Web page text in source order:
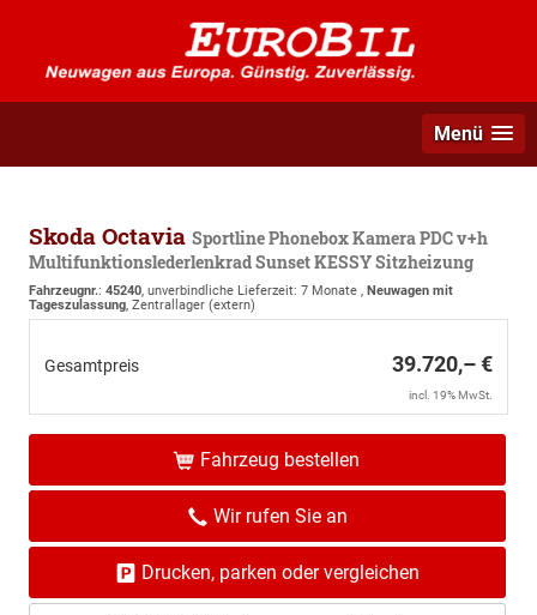
Menü
Skoda Octavia Sportline Phonebox Kamera PDC v+h
Multifunktionslederlenkrad Sunset KESSY Sitzheizung
Fahrzeugnr.: 45240, unverbindliche Lieferzeit: 7 Monate , Neuwagen mit
Tageszulassung, Zentrallager (extern)
Gesamtpreis 39.720,– €
incl. 19% MwSt.
Fahrzeug bestellen
Wir rufen Sie an
Drucken, parken oder vergleichen